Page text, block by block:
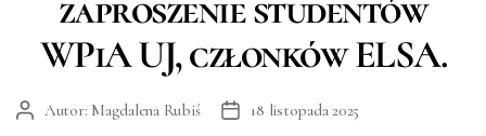
zaproszenie studentów
WPiA UJ, członków ELSA.
AutorAutor: Magdalena Rubiś
Data18 listopada 2025